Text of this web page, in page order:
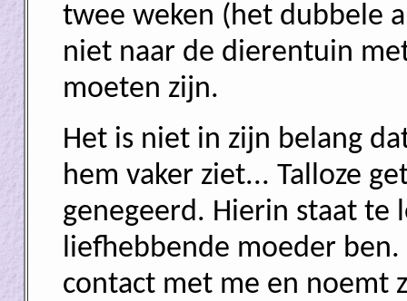
twee weken (het dubbele
niet naar de dierentuin
moeten zijn.
Het is niet in zijn belang
hem vaker ziet... Talloze
genegeerd. Hierin staat te
liefhebbende moeder
contact met me en noemt